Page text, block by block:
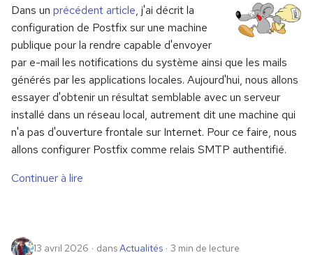
t
o
d
e
r
Progiciel de gestion
Stockage réseau
Maintenance
Dans un précédent article, j'ai décrit la
configuration de Postfix sur une machine
publique pour la rendre capable d'envoyer
par e-mail les notifications du système ainsi que les mails
générés par les applications locales. Aujourd'hui, nous allons
essayer d'obtenir un résultat semblable avec un serveur
installé dans un réseau local, autrement dit une machine qui
n'a pas d'ouverture frontale sur Internet. Pour ce faire, nous
allons configurer Postfix comme relais SMTP authentifié.
Continuer à lire
13 avril 2026 dansActualités 3 min de lecture